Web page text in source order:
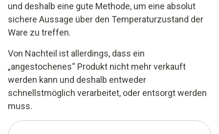
und deshalb eine gute Methode, um eine absolut
sichere Aussage über den Temperaturzustand der
Ware zu treffen.
Von Nachteil ist allerdings, dass ein
„angestochenes“ Produkt nicht mehr verkauft
werden kann und deshalb entweder
schnellstmöglich verarbeitet, oder entsorgt werden
muss.